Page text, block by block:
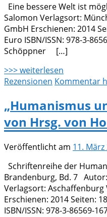
Eine bessere Welt ist
Salomon Verlagsort:
GmbH Erschienen: 2014
Euro ISBN/ISSN: 978-3-
Schöppner […]
>>> weiterlesen
Rezensionen Kommentar
„Humanismus
von Hrsg. von
Veröffentlicht am 11. März
Schriftenreihe der
Brandenburg, Bd. 7
Verlagsort: Aschaffenburg
Erschienen: 2014 Seiten:
ISBN/ISSN: 978-3-86569-